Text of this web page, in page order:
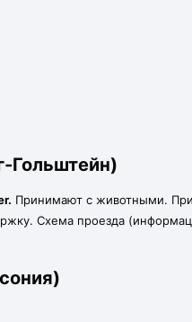
Гольштейн)
Принимают с животными.
Схема проезда